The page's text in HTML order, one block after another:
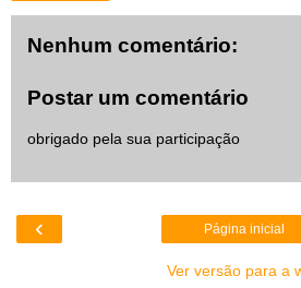
Nenhum comentário:
Postar um comentário
obrigado pela sua participação
‹ Página inicial
Ver versão para a